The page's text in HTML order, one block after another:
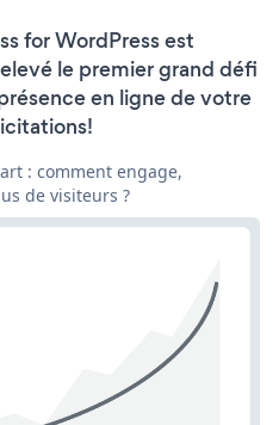
for WordPress est
le premier grand défi
en ligne de votre
: comment engage,
de visiteurs ?